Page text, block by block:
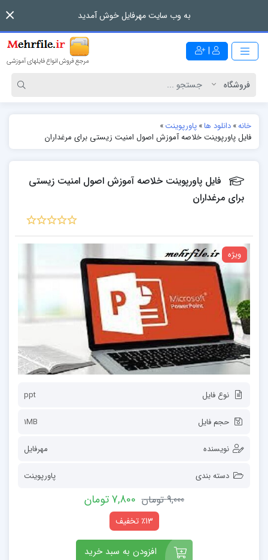
به وب سایت مهرفایل خوش آمدید
|
خانه»دانلود ها»پاورپوینت»
فایل پاورپوینت خلاصه آموزش اصول امنیت زیستی برای مرغداران
فایل پاورپوینت خلاصه آموزش اصول امنیت زیستی
برای مرغداران
ویژه
نوع فایل ppt
حجم فایل 1MB
نویسنده مهرفایل
دسته بندی پاورپوینت
9,000 تومان 7,800 تومان
٪13 تخفیف
افزودن به سبد خرید